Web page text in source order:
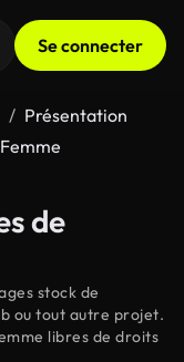
Se connecter
Présentation
Femme
de
stock de
ou tout autre projet.
libres de droits